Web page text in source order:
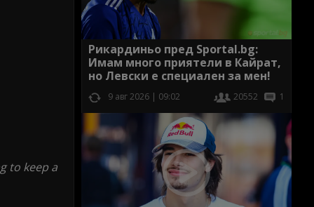
to keep a
Рикардиньо пред Sportal.bg:
Имам много приятели в Кайрат,
но Левски е специален за мен!
9 авг 2026 | 09:02 20552 1